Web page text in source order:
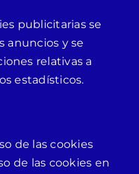
publicitarias se
anuncios y se
relativas a
estadísticos.
de las cookies
de las cookies en